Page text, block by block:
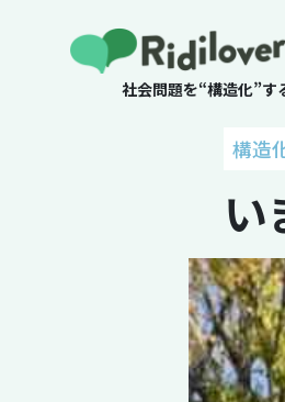
社会問題を“構造化”す
構造
い